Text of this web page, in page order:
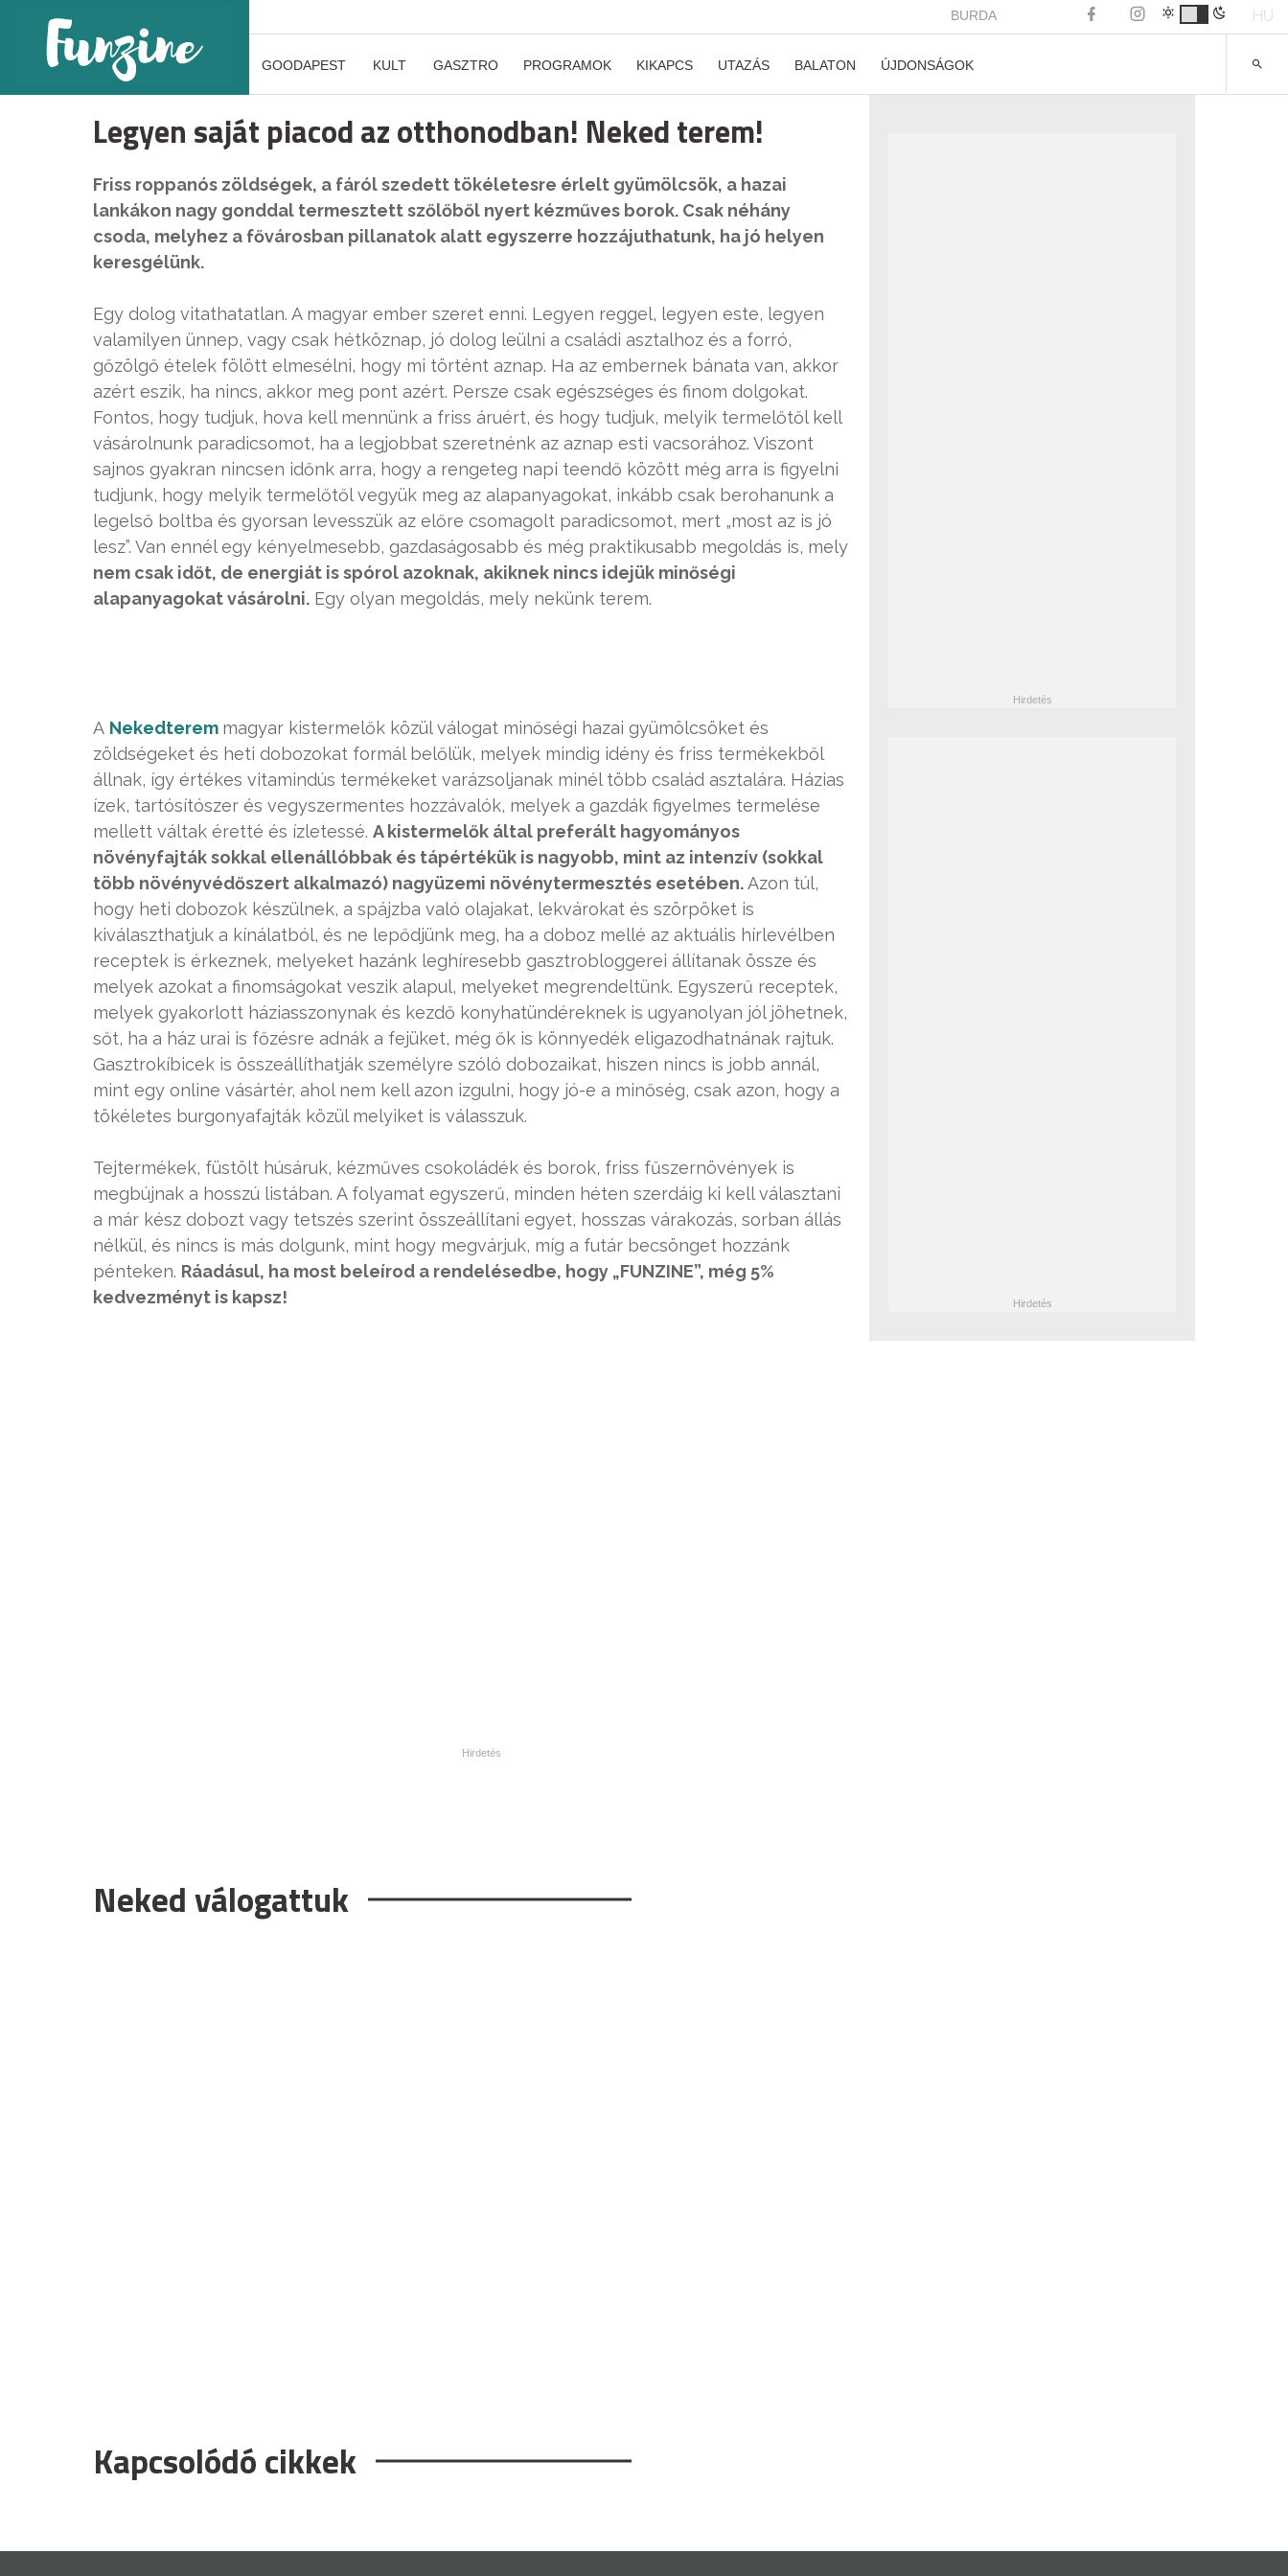
BURDA HU
GOODAPEST KULT GASZTRO PROGRAMOK KIKAPCS UTAZÁS BALATON ÚJDONSÁGOK
Legyen saját piacod az otthonodban! Neked terem!
Friss roppanós zöldségek, a fáról szedett tökéletesre érlelt gyümölcsök, a hazai
lankákon nagy gonddal termesztett szőlőből nyert kézműves borok. Csak néhány
csoda, melyhez a fővárosban pillanatok alatt egyszerre hozzájuthatunk, ha jó helyen
keresgélünk.
Egy dolog vitathatatlan. A magyar ember szeret enni. Legyen reggel, legyen este, legyen
valamilyen ünnep, vagy csak hétköznap, jó dolog leülni a családi asztalhoz és a forró,
gőzölgő ételek fölött elmesélni, hogy mi történt aznap. Ha az embernek bánata van, akkor
azért eszik, ha nincs, akkor meg pont azért. Persze csak egészséges és finom dolgokat.
Fontos, hogy tudjuk, hova kell mennünk a friss áruért, és hogy tudjuk, melyik termelőtől kell
vásárolnunk paradicsomot, ha a legjobbat szeretnénk az aznap esti vacsorához. Viszont
sajnos gyakran nincsen időnk arra, hogy a rengeteg napi teendő között még arra is figyelni
tudjunk, hogy melyik termelőtől vegyük meg az alapanyagokat, inkább csak berohanunk a
legelső boltba és gyorsan levesszük az előre csomagolt paradicsomot, mert „most az is jó
lesz”. Van ennél egy kényelmesebb, gazdaságosabb és még praktikusabb megoldás is, mely
nem csak időt, de energiát is spórol azoknak, akiknek nincs idejük minőségi
alapanyagokat vásárolni. Egy olyan megoldás, mely nekünk terem.
A Nekedterem magyar kistermelők közül válogat minőségi hazai gyümölcsöket és
zöldségeket és heti dobozokat formál belőlük, melyek mindig idény és friss termékekből
állnak, így értékes vitamindús termékeket varázsoljanak minél több család asztalára. Házias
ízek, tartósítószer és vegyszermentes hozzávalók, melyek a gazdák figyelmes termelése
mellett váltak éretté és ízletessé. A kistermelők által preferált hagyományos
növényfajták sokkal ellenállóbbak és tápértékük is nagyobb, mint az intenzív (sokkal
több növényvédőszert alkalmazó) nagyüzemi növénytermesztés esetében.Azon túl,
hogy heti dobozok készülnek, a spájzba való olajakat, lekvárokat és szörpöket is
kiválaszthatjuk a kínálatból, és ne lepődjünk meg, ha a doboz mellé az aktuális hírlevélben
receptek is érkeznek, melyeket hazánk leghíresebb gasztrobloggerei állítanak össze és
melyek azokat a finomságokat veszik alapul, melyeket megrendeltünk. Egyszerű receptek,
melyek gyakorlott háziasszonynak és kezdő konyhatündéreknek is ugyanolyan jól jöhetnek,
sőt, ha a ház urai is főzésre adnák a fejüket, még ők is könnyedék eligazodhatnának rajtuk.
Gasztrokíbicek is összeállíthatják személyre szóló dobozaikat, hiszen nincs is jobb annál,
mint egy online vásártér, ahol nem kell azon izgulni, hogy jó-e a minőség, csak azon, hogy a
tökéletes burgonyafajták közül melyiket is válasszuk.
Tejtermékek, füstölt húsáruk, kézműves csokoládék és borok, friss fűszernövények is
megbújnak a hosszú listában. A folyamat egyszerű, minden héten szerdáig ki kell választani
a már kész dobozt vagy tetszés szerint összeállítani egyet, hosszas várakozás, sorban állás
nélkül, és nincs is más dolgunk, mint hogy megvárjuk, míg a futár becsönget hozzánk
pénteken. Ráadásul, ha most beleírod a rendelésedbe, hogy „FUNZINE”, még 5%
kedvezményt is kapsz!
Neked válogattuk
Kapcsolódó cikkek